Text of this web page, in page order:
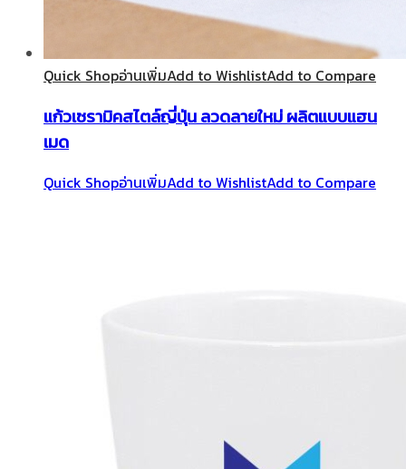
Quick Shopอ่านเพิ่มAdd to WishlistAdd to Compare
แก้วเซรามิคสไตล์ญี่ปุ่น ลวดลายใหม่ ผลิตแบบแฮน
เมด
Quick Shopอ่านเพิ่มAdd to WishlistAdd to Compare